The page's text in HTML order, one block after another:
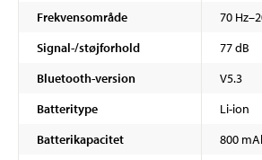
Frekvensområde
70
Signal-/støjforhold
77 dB
Bluetooth-version
V5.3
Batteritype
Li-ion
Batterikapacitet
800